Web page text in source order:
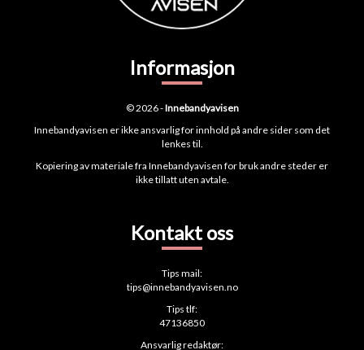
Informasjon
© 2026 -Innebandyavisen
Innebandyavisen er ikke ansvarlig for innhold på andre sider som det
lenkes til.
Kopiering av materiale fra Innebandyavisen for bruk andre steder er
ikke tillatt uten avtale.
Kontakt oss
Tips mail:
tips@innebandyavisen.no
Tips tlf:
47136850
Ansvarlig redaktør: